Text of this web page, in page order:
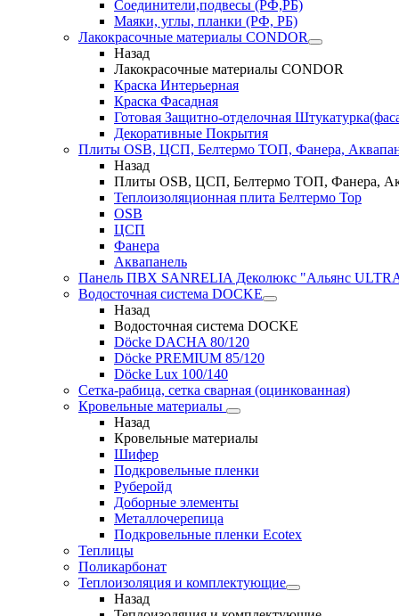
Соединители,подвесы (РФ,РБ)
Маяки, углы, планки (РФ, РБ)
Лакокрасочные материалы CONDOR
Назад
Лакокрасочные материалы CONDOR
Краска Интерьерная
Краска Фасадная
Готовая Защитно-отделочная
Декоративные Покрытия
Плиты OSB, ЦСП, Белтермо ТОП, Фанера,
Назад
Плиты OSB, ЦСП, Белтермо ТОП, Фанера,
Теплоизоляционная плита Белтермо Top
OSB
ЦСП
Фанера
Аквапанель
Панель ПВХ SANRELIA Деколюкс "Альянс
Водосточная система DOCKE
Назад
Водосточная система DOCKE
Döсkе DACHA 80/120
Döcke PREMIUM 85/120
Döсkе Luх 100/140
Сетка-рабица, сетка сварная (оцинкованная)
Кровельные материалы
Назад
Кровельные материалы
Шифер
Подкровельные пленки
Руберойд
Доборные элементы
Металлочерепица
Подкровельные пленки Ecotex
Теплицы
Поликарбонат
Теплоизоляция и комплектующие
Назад